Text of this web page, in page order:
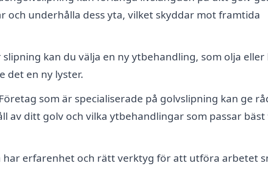
och underhålla dess yta, vilket skyddar mot framtida
slipning kan du välja en ny ytbehandling, som olja eller
det en ny lyster.
Företag som är specialiserade på golvslipning kan ge
av ditt golv och vilka ytbehandlingar som passar
har erfarenhet och rätt verktyg för att utföra arbetet